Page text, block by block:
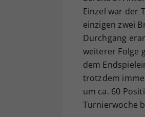
Einzel war der
einzigen zwei
Durchgang
weiterer Folge
dem
trotzdem
um ca. 60
Turnierwoche